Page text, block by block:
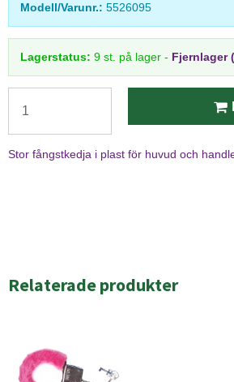
Modell/Varunr.: 5526095
Lagerstatus: 9 st. på lager - Fjernlager
Stor fångstkedja i plast för huvud och
Relaterade produkter